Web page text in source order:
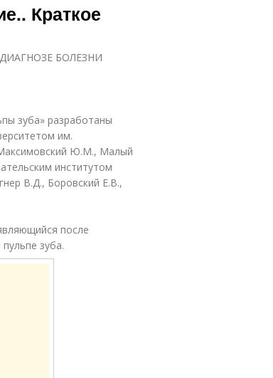
Краткое
БОЛЕЗНИ
зуба» разработаны
им.
Ю.М., Малый
институтом
В.Д., Боровский Е.В.,
после
зуба.